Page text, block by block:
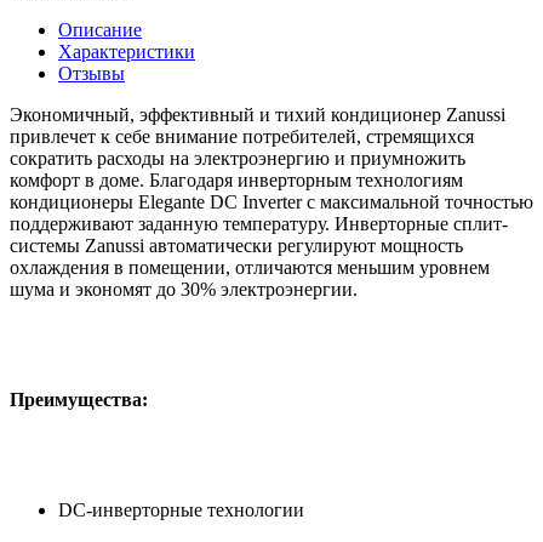
Описание
Характеристики
Отзывы
Экономичный, эффективный и тихий кондиционер Zanussi
привлечет к себе внимание потребителей, стремящихся
сократить расходы на электроэнергию и приумножить
комфорт в доме. Благодаря инверторным технологиям
кондиционеры Elegante DC Inverter с максимальной точностью
поддерживают заданную температуру. Инверторные сплит-
системы Zanussi автоматически регулируют мощность
охлаждения в помещении, отличаются меньшим уровнем
шума и экономят до 30% электроэнергии.
Преимущества:
DC-инверторные технологии